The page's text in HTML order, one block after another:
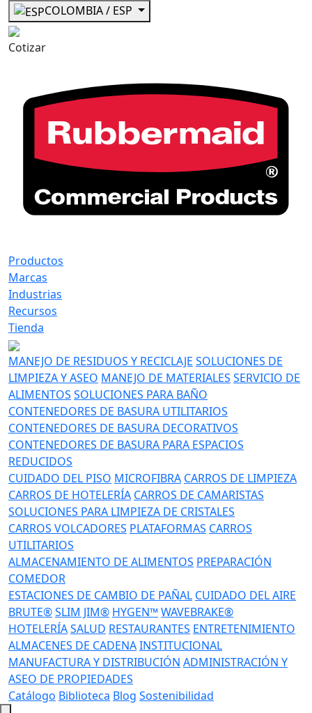
COLOMBIA / ESP
Cotizar
Productos
Marcas
Industrias
Recursos
Tienda
MANEJO DE RESIDUOS Y RECICLAJE SOLUCIONES DE
LIMPIEZA Y ASEO MANEJO DE MATERIALES SERVICIO DE
ALIMENTOS SOLUCIONES PARA BAÑO
CONTENEDORES DE BASURA UTILITARIOS
CONTENEDORES DE BASURA DECORATIVOS
CONTENEDORES DE BASURA PARA ESPACIOS
REDUCIDOS
CUIDADO DEL PISO MICROFIBRA CARROS DE LIMPIEZA
CARROS DE HOTELERÍA CARROS DE CAMARISTAS
SOLUCIONES PARA LIMPIEZA DE CRISTALES
CARROS VOLCADORES PLATAFORMAS CARROS
UTILITARIOS
ALMACENAMIENTO DE ALIMENTOS PREPARACIÓN
COMEDOR
ESTACIONES DE CAMBIO DE PAÑAL CUIDADO DEL AIRE
BRUTE®SLIM JIM® HYGEN™WAVEBRAKE®
HOTELERÍASALUD RESTAURANTES ENTRETENIMIENTO
ALMACENES DE CADENAINSTITUCIONAL
MANUFACTURA Y DISTRIBUCIÓN ADMINISTRACIÓN Y
ASEO DE PROPIEDADES
Catálogo Biblioteca Blog Sostenibilidad